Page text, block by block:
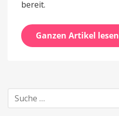
bereit.
Ganzen Artikel lesen
Suche
nach: